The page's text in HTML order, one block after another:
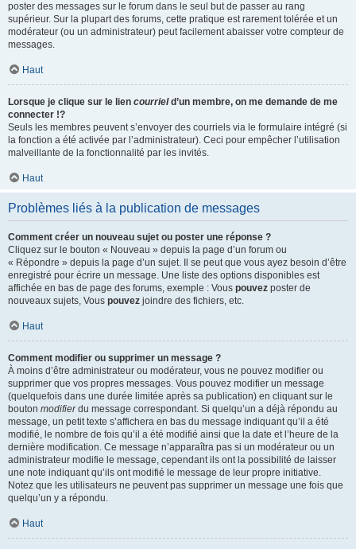
poster des messages sur le forum dans le seul but de passer au rang
supérieur. Sur la plupart des forums, cette pratique est rarement tolérée et un
modérateur (ou un administrateur) peut facilement abaisser votre compteur de
messages.
Haut
Lorsque je clique sur le lien courrield’un membre, on me demande de me
connecter !?
Seuls les membres peuvent s’envoyer des courriels via le formulaire intégré (si
la fonction a été activée par l’administrateur). Ceci pour empêcher l’utilisation
malveillante de la fonctionnalité par les invités.
Haut
Problèmes liés à la publication de messages
Comment créer un nouveau sujet ou poster une réponse ?
Cliquez sur le bouton « Nouveau » depuis la page d’un forum ou
« Répondre » depuis la page d’un sujet. Il se peut que vous ayez besoin d’être
enregistré pour écrire un message. Une liste des options disponibles est
affichée en bas de page des forums, exemple : Vous pouvez poster de
nouveaux sujets, Vous pouvez joindre des fichiers, etc.
Haut
Comment modifier ou supprimer un message ?
À moins d’être administrateur ou modérateur, vous ne pouvez modifier ou
supprimer que vos propres messages. Vous pouvez modifier un message
(quelquefois dans une durée limitée après sa publication) en cliquant sur le
bouton modifierdu message correspondant. Si quelqu’un a déjà répondu au
message, un petit texte s’affichera en bas du message indiquant qu’il a été
modifié, le nombre de fois qu’il a été modifié ainsi que la date et l’heure de la
dernière modification. Ce message n’apparaîtra pas si un modérateur ou un
administrateur modifie le message, cependant ils ont la possibilité de laisser
une note indiquant qu’ils ont modifié le message de leur propre initiative.
Notez que les utilisateurs ne peuvent pas supprimer un message une fois que
quelqu’un y a répondu.
Haut